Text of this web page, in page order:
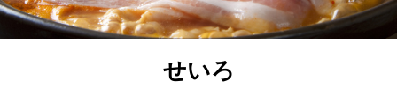
せいろ